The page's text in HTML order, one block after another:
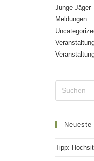
Junge Jäger
Meldungen
Tipp: